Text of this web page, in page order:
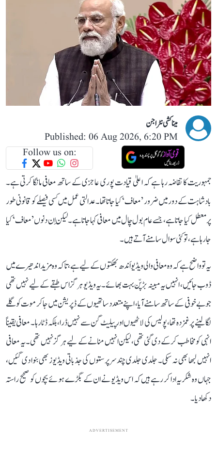
میناکشی نٹراجن
Published: 06 Aug 2026, 6:20 PM
Follow us on:
جمہوریت کا تقاضہ رہا ہے کہ اعلیٰ قیادت پوری عاجزی کے ساتھ معافی مانگا کرتی ہے۔
بادشاہت کے دور میں ضرور ’معاف‘ کیا جاتا تھا۔ عدالتی عمل میں کسی فیصلے کو قانونی طور
پر معطل کیا جاتا ہے، جسے عام بول چال میں معافی کہا جاتا ہے۔ لیکن اِن دنوں ’معاف‘ کیا
جا رہا ہے، تو کئی سوال سامنے آتے ہیں۔
یہ تو واضح ہے کہ وہ معافی والی ویڈیو اَندھ بھکتوں کے لیے ہے، تاکہ وہ مزید اندھیرے میں
ڈوب جائیں، انہیں یہ مبینہ بڑپّن بہت بھائے۔ یہ ویڈیو ہرگز اس طبقے کے لیے نہیں تھی
جو بے خوفی کے ساتھ سامنے آیا، اپنے متعدد ساتھیوں کے ڈپریشن میں جا کر موت کو گلے
لگا لینے پر غمزدہ تھا، پولیس کی لاٹھیوں اور پیلیٹ گن سے نہیں ڈرا، بلکہ ڈٹا رہا۔ معافی یقیناً
انہی کو مخاطب کر کے دی گئی تھی، لیکن انہیں منانے کے لیے ہرگز نہیں تھی۔ یہ معافی
انہیں لبھا بھی نہ سکی۔ جلدی جلدی چند سرپرستوں کی جذباتی ویڈیوز بھی بنوا دی گئیں،
جہاں وہ شکریہ ادا کر رہے ہیں کہ اس ویڈیو نے ان کے بگڑے ہوئے بچوں کو صحیح راستہ
دکھا دیا۔
ADVERTISEMENT